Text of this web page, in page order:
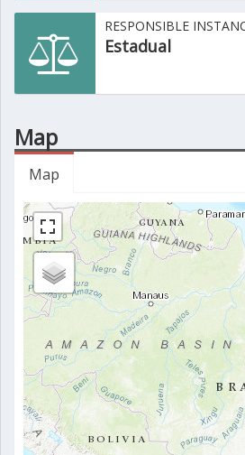
RESPONSIBLE
Estadual
Map
Map